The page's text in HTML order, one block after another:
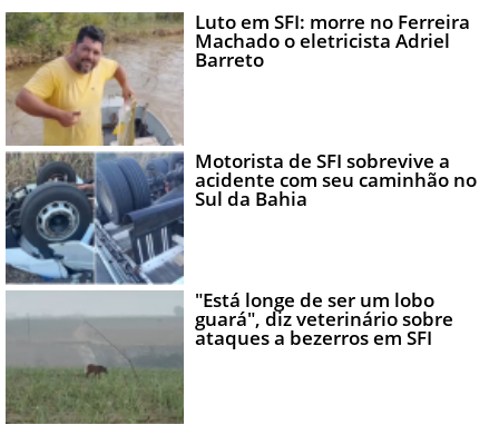
Luto em SFI: morre no Ferreira
Machado o eletricista Adriel
Barreto
Motorista de SFI sobrevive a
acidente com seu caminhão no
Sul da Bahia
"Está longe de ser um lobo
guará", diz veterinário sobre
ataques a bezerros em SFI